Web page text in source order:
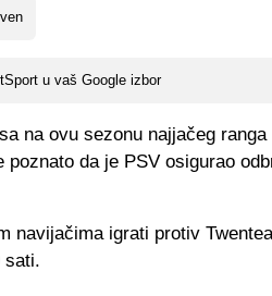
u vaš Google izbor
na ovu sezonu najjačeg ranga
da je PSV osigurao
navijačima igrati protiv
sati.